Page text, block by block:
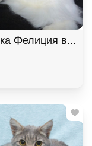
В дар!,
Фелиция в